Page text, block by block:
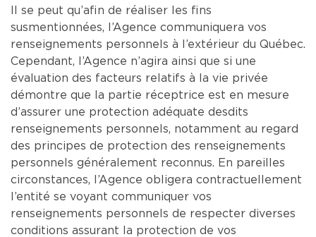
Il se peut qu’afin de réaliser les fins
susmentionnées, l’Agence communiquera vos
renseignements personnels à l’extérieur du Québec.
Cependant, l’Agence n’agira ainsi que si une
évaluation des facteurs relatifs à la vie privée
démontre que la partie réceptrice est en mesure
d’assurer une protection adéquate desdits
renseignements personnels, notamment au regard
des principes de protection des renseignements
personnels généralement reconnus. En pareilles
circonstances, l’Agence obligera contractuellement
l’entité se voyant communiquer vos
renseignements personnels de respecter diverses
conditions assurant la protection de vos